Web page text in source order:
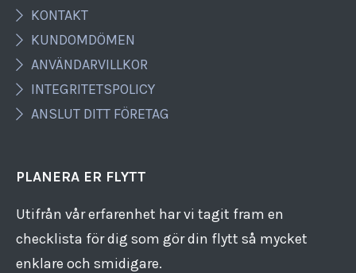
KONTAKT
KUNDOMDÖMEN
ANVÄNDARVILLKOR
INTEGRITETSPOLICY
ANSLUT DITT FÖRETAG
PLANERA ER FLYTT
Utifrån vår erfarenhet har vi tagit fram en
checklista för dig som gör din flytt så mycket
enklare och smidigare.